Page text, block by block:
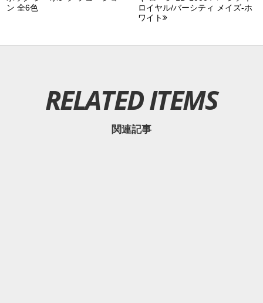
ン 全6色
ロイヤル/バーシティ メイズ-ホ
ワイト
RELATED ITEMS
関連記事